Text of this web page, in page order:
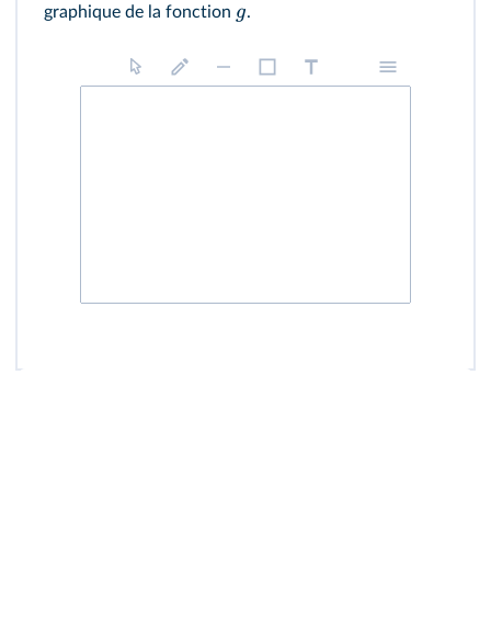
graphique de la fonction g.